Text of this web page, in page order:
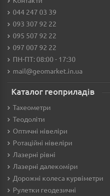
044 247 03 39
093 307 92 22
095 507 92 22
097 007 92 22
ПН-ПТ: 08:00 - 17:30
mail@geomarket.in.ua
Каталог геоприладів
Тахеометри
Теодоліти
Оптичні нівеліри
Ротаційні нівеліри
Лазерні рівні
Лазерні далекоміри
Дорожні колеса курвіметри
Рулетки геодезичні